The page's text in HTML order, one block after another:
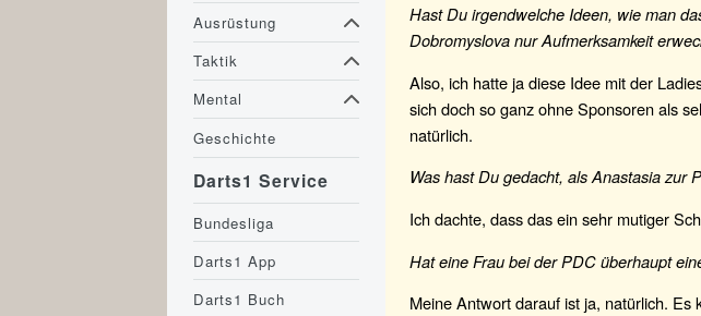
Hast Du irgendwelche Ideen, wie man
Dobromyslova nur Aufmerksamkeit
Also, ich hatte ja diese Idee mit der
sich doch so ganz ohne Sponsoren als
natürlich.
Was hast Du gedacht, als Anastasia zur
Ich dachte, dass das ein sehr mutiger
Hat eine Frau bei der PDC überhaupt
Meine Antwort darauf ist ja, natürlich.
Ausrüstung
Taktik
Mental
Geschichte
Darts1 Service
Bundesliga
Darts1 App
Darts1 Buch